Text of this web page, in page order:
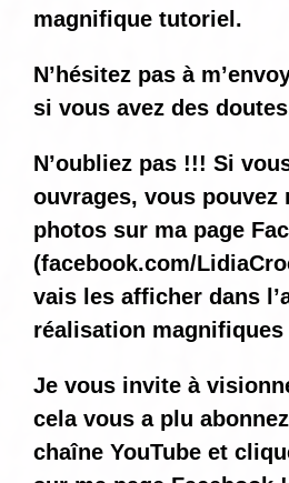
magnifique tutoriel.
N’hésitez pas à
si vous avez des
N’oubliez pas !!! Si
ouvrages, vous pouvez
photos sur ma page
(facebook.com/
vais les afficher dans
réalisation magnifiques
Je vous invite à
cela vous a plu
chaîne YouTube et